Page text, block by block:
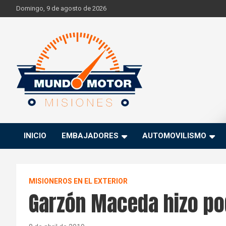
to
Domingo, 9 de agosto de 2026
Mundo Motor Misiones
INICIO EMBAJADORES AUTOMOVILISMO
MISIONEROS EN EL EXTERIOR
Garzón Maceda hizo